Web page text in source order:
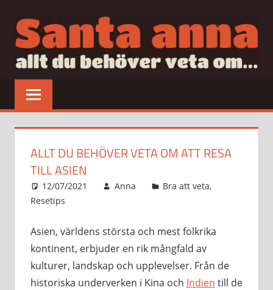
innehåll
allt
veta
ALLT DU BEHÖVER VETA OM ATT RESA
TILL ASIEN
12/07/2021 Anna Bra att veta,
Resetips
Asien, världens största och mest folkrika
kontinent, erbjuder en rik mångfald av
kulturer, landskap och upplevelser. Från de
historiska underverken i Kina och Indien till de